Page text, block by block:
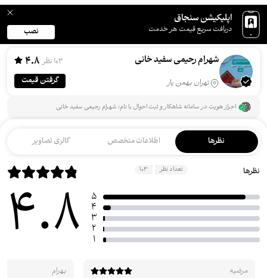
اپلیکیشن سنجاق
دریافت سریع قیمت هر خدمت نصب
شهرام رحیمی سفید خانی
تهران بهمن یار
103 نظر 4.8
گرفتن قیمت
احراز هویت در سامانه شاهکار و ثبت احوال با نام: شهرام رحیمی سفید خانی
نظرها اطلاعات متخصص گالری تصاویر
نظرها تعداد نظر 103
5
4
3
2
1
4.8
مرضیه
بهرام